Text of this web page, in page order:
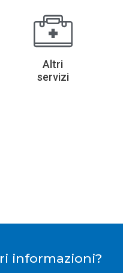
Altri
servizi
informazioni?